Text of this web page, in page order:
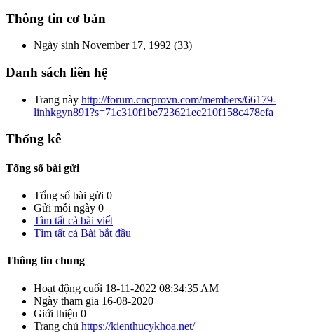
Thông tin cơ bản
Ngày sinh November 17, 1992 (33)
Danh sách liên hệ
Trang này http://forum.cncprovn.com/members/66179-
linhkgyn891?s=71c310f1be723621ec210f158c478efa
Thống kê
Tổng số bài gửi
Tổng số bài gửi 0
Gửi mỗi ngày 0
Tìm tất cả bài viết
Tìm tất cả Bài bắt đầu
Thông tin chung
Hoạt động cuối 18-11-2022 08:34:35 AM
Ngày tham gia 16-08-2020
Giới thiệu 0
Trang chủ https://kienthucykhoa.net/